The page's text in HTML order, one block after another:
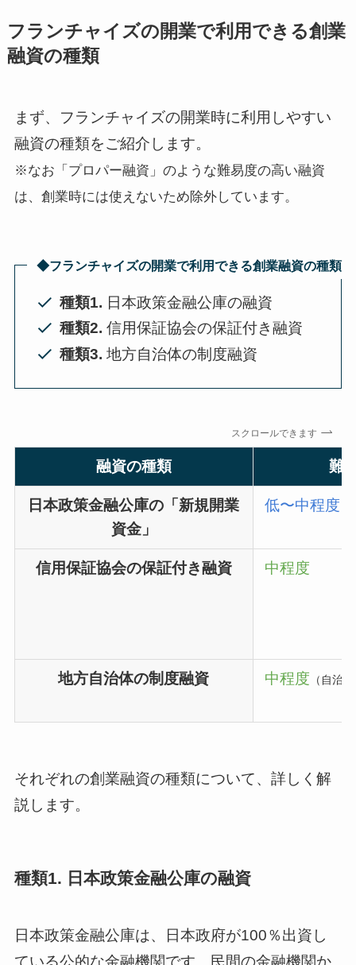
フランチャイズの開業で利用できる創業
融資の種類
まず、フランチャイズの開業時に利用しやすい
融資の種類をご紹介します。
※なお「プロパー融資」のような難易度の高い融資
は、創業時には使えないため除外しています。
◆フランチャイズの開業で利用できる創業融資の種類
種類1. 日本政策金融公庫の融資
種類2. 信用保証協会の保証付き融資
種類3. 地方自治体の制度融資
スクロールできます
融資の種類 難
日本政策金融公庫の「新規開業
資金」
低〜中程度
信用保証協会の保証付き融資 中程度
地方自治体の制度融資 中程度 （自治
それぞれの創業融資の種類について、詳しく解
説します。
種類1. 日本政策金融公庫の融資
日本政策金融公庫は、日本政府が100％出資し
ている公的な金融機関です。民間の金融機関か